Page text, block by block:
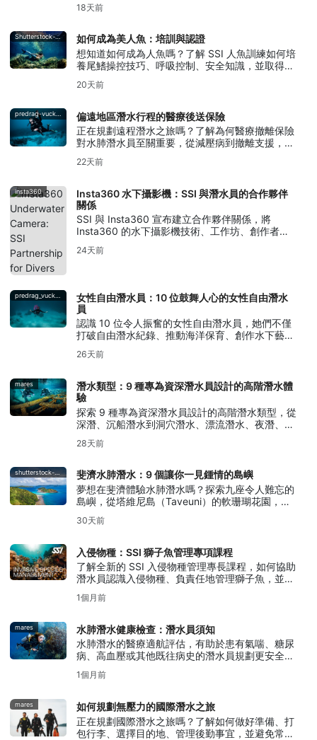
18天前
Shutterstock-Andrea_Izzotti
如何成為美人魚：培訓與認證
想知道如何成為人魚嗎？了解 SSI 人魚訓練如何培
養尾鰭操控技巧、呼吸控制、安全知識，並取得人
20天前
predrag-vuckovic
偏遠地區潛水行程的醫療後送保險
正在規劃遠程潛水之旅嗎？了解為何醫療撤離保險
對水肺潛水員至關重要，從減壓病到撤離支援，一
22天前
insta360
Insta360 水下攝影機：SSI 與潛水員的合作夥伴
關係
SSI 與 Insta360 宣布建立合作夥伴關係，將
Insta360 的水下攝影機技術、工作坊、創作者活
24天前
predrag_vuckovic
女性自由潛水員：10 位鼓舞人心的女性自由潛水
員
認識 10 位令人振奮的女性自由潛水員，她們不僅
打破自由潛水紀錄、推動海洋保育、創作水下藝
26天前
mares
潛水類型：9 種專為資深潛水員設計的高階潛水體
驗
探索 9 種專為資深潛水員設計的高階潛水類型，從
深潛、沉船潛水到洞穴潛水、漂流潛水、夜潛、冰
28天前
shutterstock-bell-davey-photography
斐濟水肺潛水：9 個讓你一見鍾情的島嶼
夢想在斐濟體驗水肺潛水嗎？探索九座令人難忘的
島嶼，從塔維尼島（Taveuni）的軟珊瑚花園，到
30天前
入侵物種：SSI 獅子魚管理專項課程
了解全新的 SSI 入侵物種管理專長課程，如何協助
潛水員認識入侵物種、負責任地管理獅子魚，並保
1個月前
mares
水肺潛水健康檢查：潛水員須知
水肺潛水的醫療適航評估，有助於患有氣喘、糖尿
病、高血壓或其他既往病史的潛水員規劃更安全的
潛水活動。
1個月前
mares
如何規劃無壓力的國際潛水之旅
正在規劃國際潛水之旅嗎？了解如何做好準備、打
包行李、選擇目的地、管理後勤事宜，並避免常見